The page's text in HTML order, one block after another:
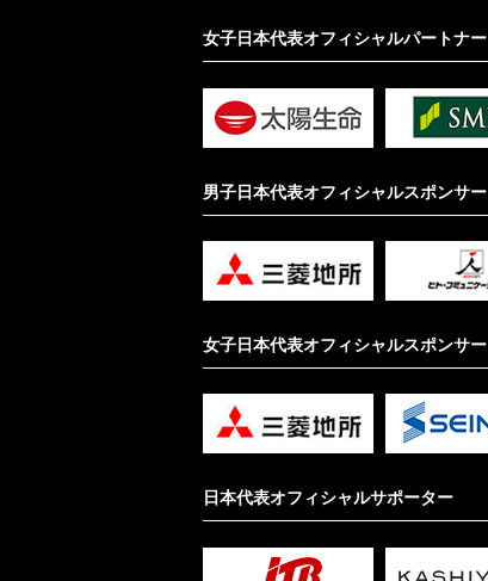
女子日本代表オフィシャルパートナー
男子日本代表オフィシャルスポンサー
女子日本代表オフィシャルスポンサー
日本代表オフィシャルサポーター